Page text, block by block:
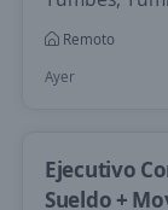
Remoto
Ayer
Ejecutivo
Sueldo +